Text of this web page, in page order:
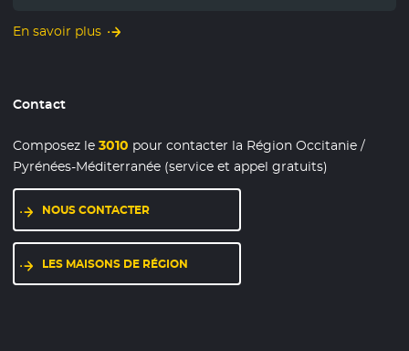
En savoir plus
Contact
Composez le3010 pour contacter la Région Occitanie /
Pyrénées-Méditerranée (service et appel gratuits)
NOUS CONTACTER
LES MAISONS DE RÉGION